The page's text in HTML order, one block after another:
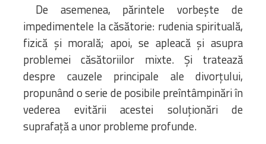
De asemenea, părintele vorbește de
impedimentele la căsătorie: rudenia spirituală,
fizică și morală; apoi, se apleacă și asupra
problemei căsătoriilor mixte. Și tratează
despre cauzele principale ale divorțului,
propunând o serie de posibile preîntâmpinări în
vederea evitării acestei soluționări de
suprafață a unor probleme profunde.